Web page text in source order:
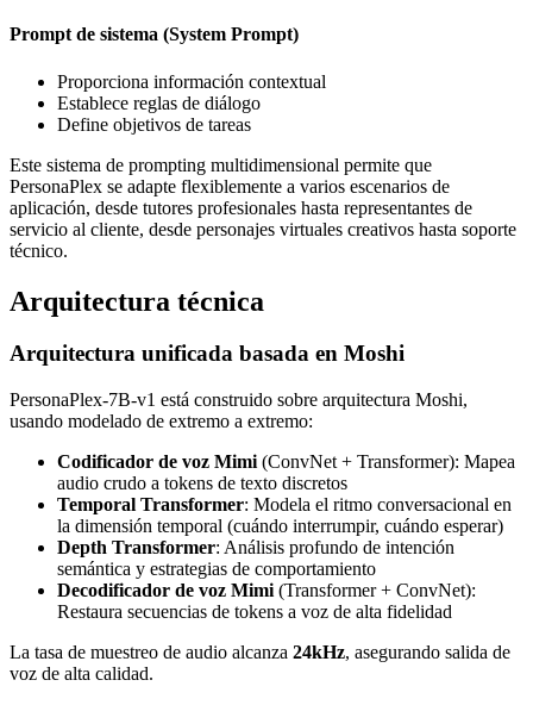
Prompt de sistema (System Prompt)
Proporciona información contextual
Establece reglas de diálogo
Define objetivos de tareas
Este sistema de prompting multidimensional permite que
PersonaPlex se adapte flexiblemente a varios escenarios de
aplicación, desde tutores profesionales hasta representantes de
servicio al cliente, desde personajes virtuales creativos hasta soporte
técnico.
Arquitectura técnica
Arquitectura unificada basada en Moshi
PersonaPlex-7B-v1 está construido sobre arquitectura Moshi,
usando modelado de extremo a extremo:
Codificador de voz Mimi (ConvNet + Transformer): Mapea
audio crudo a tokens de texto discretos
Temporal Transformer: Modela el ritmo conversacional en
la dimensión temporal (cuándo interrumpir, cuándo esperar)
Depth Transformer: Análisis profundo de intención
semántica y estrategias de comportamiento
Decodificador de voz Mimi (Transformer + ConvNet):
Restaura secuencias de tokens a voz de alta fidelidad
La tasa de muestreo de audio alcanza 24kHz, asegurando salida de
voz de alta calidad.